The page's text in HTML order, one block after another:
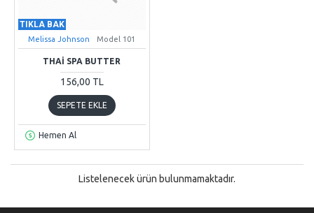
TIKLA BAK
Melissa Johnson Model 101
THAI SPA BUTTER
156,00 TL
SEPETE EKLE
Hemen Al
Listelenecek ürün bulunmamaktadır.